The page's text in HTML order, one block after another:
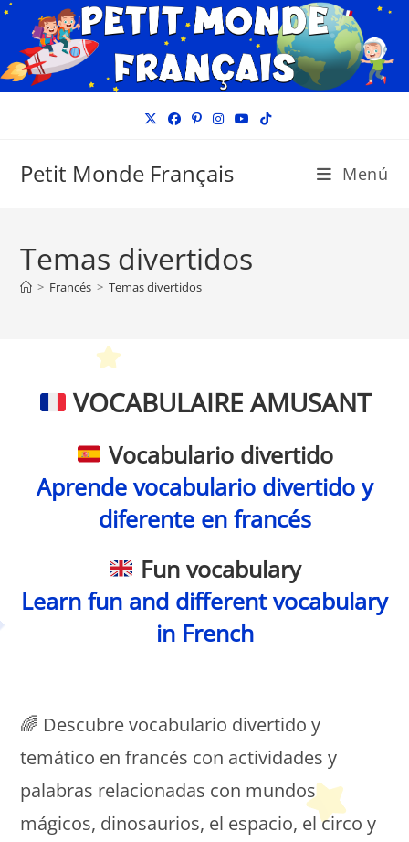
Petit Monde Français Menú
Temas divertidos
> Francés > Temas divertidos
VOCABULAIRE AMUSANT
Vocabulario divertido
Aprende vocabulario divertido y
diferente en francés
Fun vocabulary
Learn fun and different vocabulary
in French
🌈 Descubre vocabulario divertido y
temático en francés con actividades y
palabras relacionadas con mundos
mágicos, dinosaurios, el espacio, el circo y